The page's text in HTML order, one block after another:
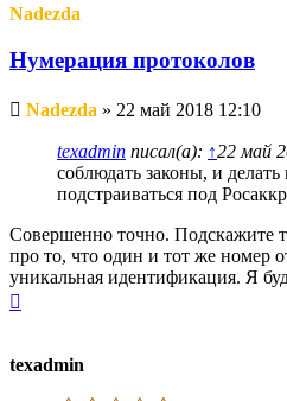
Nadezda
Нумерация протоколов
Непрочитанное
Nadezda » 22 май 2018 12:10
texadmin писал(а): ↑22 май
соблюдать законы, и
подстраиваться под
Совершенно точно. Подскажите
про то, что один и тот же номер
уникальная идентификация. Я
texadmin